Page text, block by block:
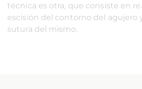
técnica es otra, que consiste en
escisión del contorno del agujero
sutura del mismo.